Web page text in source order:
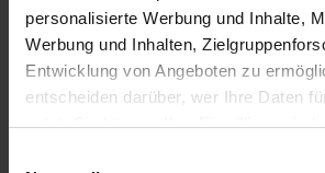
personalisierte Werbung und Inhalte,
Werbung und Inhalten,
Entwicklung von Angeboten zu
entscheiden darüber, wer Ihre Daten
nutzt. Sie können Ihre Einwilligung